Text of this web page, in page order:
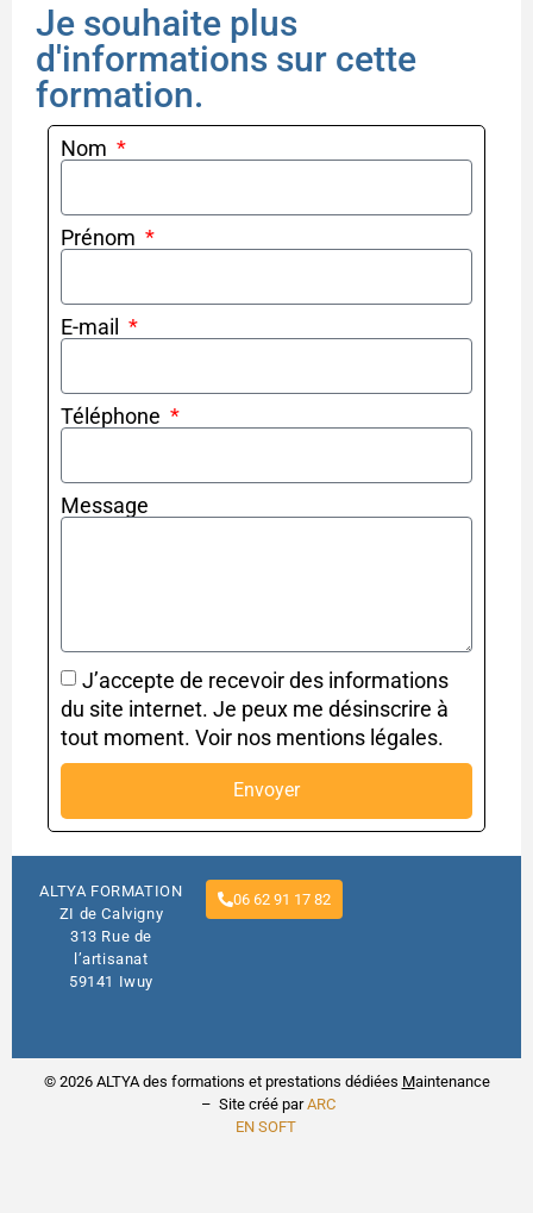
Je souhaite plus
d'informations sur cette
formation.
Nom
Prénom
E-mail
Téléphone
Message
J’accepte de recevoir des informations
du site internet. Je peux me désinscrire à
tout moment. Voir nos mentions légales.
Envoyer
ALTYA FORMATION
ZI de Calvigny
313 Rue de
l’artisanat
59141 Iwuy
06 62 91 17 82
© 2026 ALTYA des formations et prestations dédiées Maintenance
– Site créé parARC
EN SOFT